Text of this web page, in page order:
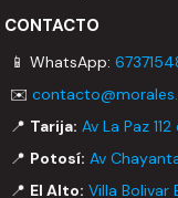
CONTACTO
📱 WhatsApp:
✉️
📍 Tarija: Av La Paz
📍 Potosí: Av
📍 El Alto: Villa Bolivar